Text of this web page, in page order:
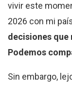
vivir este
2026 con mi
decisiones que
Podemos
Sin embargo,